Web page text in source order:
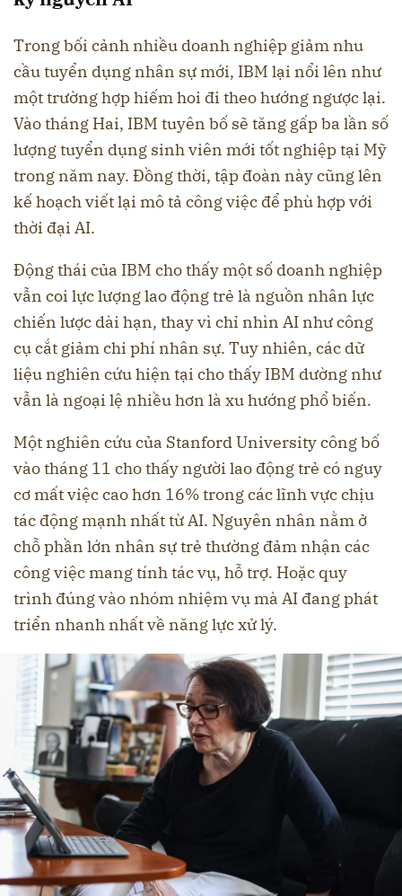
Trong bối cảnh nhiều doanh nghiệp giảm nhu
cầu tuyển dụng nhân sự mới, IBM lại nổi lên như
một trường hợp hiếm hoi đi theo hướng ngược lại.
Vào tháng Hai, IBM tuyên bố sẽ tăng gấp ba lần số
lượng tuyển dụng sinh viên mới tốt nghiệp tại Mỹ
trong năm nay. Đồng thời, tập đoàn này cũng lên
kế hoạch viết lại mô tả công việc để phù hợp với
thời đại AI.
Động thái của IBM cho thấy một số doanh nghiệp
vẫn coi lực lượng lao động trẻ là nguồn nhân lực
chiến lược dài hạn, thay vì chỉ nhìn AI như công
cụ cắt giảm chi phí nhân sự. Tuy nhiên, các dữ
liệu nghiên cứu hiện tại cho thấy IBM dường như
vẫn là ngoại lệ nhiều hơn là xu hướng phổ biến.
Một nghiên cứu của Stanford University công bố
vào tháng 11 cho thấy người lao động trẻ có nguy
cơ mất việc cao hơn 16% trong các lĩnh vực chịu
tác động mạnh nhất từ AI. Nguyên nhân nằm ở
chỗ phần lớn nhân sự trẻ thường đảm nhận các
công việc mang tính tác vụ, hỗ trợ. Hoặc quy
trình đúng vào nhóm nhiệm vụ mà AI đang phát
triển nhanh nhất về năng lực xử lý.